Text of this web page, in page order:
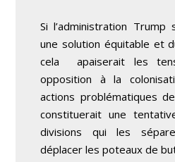
Si l’administration Trump
une solution équitable et
cela apaiserait les
opposition à la
actions problématiques
constituerait une
divisions qui les
déplacer les poteaux de